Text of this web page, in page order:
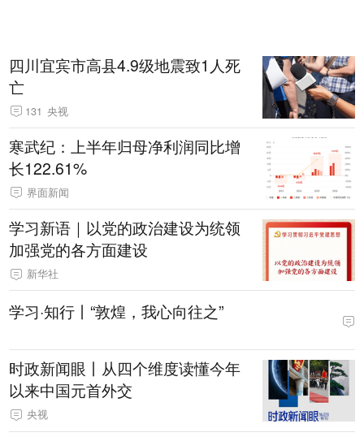
四川宜宾市高县4.9级地震致1人死
亡
131 央视
寒武纪：上半年归母净利润同比增
长122.61%
界面新闻
学习新语｜以党的政治建设为统领
加强党的各方面建设
新华社
学习·知行丨“敦煌，我心向往之”
时政新闻眼丨从四个维度读懂今年
以来中国元首外交
央视